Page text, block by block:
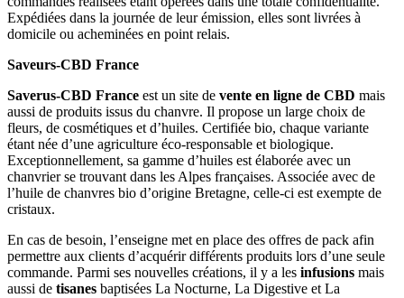
Expédiées dans la journée de leur émission, elles sont livrées à
domicile ou acheminées en point relais.
Saveurs-CBD France
Saverus-CBD France est un site de vente en ligne de CBD mais
aussi de produits issus du chanvre. Il propose un large choix de
fleurs, de cosmétiques et d’huiles. Certifiée bio, chaque variante
étant née d’une agriculture éco-responsable et biologique.
Exceptionnellement, sa gamme d’huiles est élaborée avec un
chanvrier se trouvant dans les Alpes françaises. Associée avec de
l’huile de chanvres bio d’origine Bretagne, celle-ci est exempte de
cristaux.
En cas de besoin, l’enseigne met en place des offres de pack afin
permettre aux clients d’acquérir différents produits lors d’une seule
commande. Parmi ses nouvelles créations, il y a les infusions mais
aussi de tisanes baptisées La Nocturne, La Digestive et La